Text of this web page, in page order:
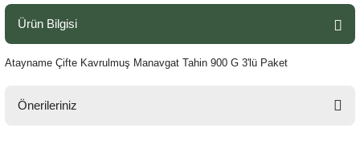
Ürün Bilgisi
Atayname Çifte Kavrulmuş Manavgat Tahin 900 G 3'lü Paket
Önerileriniz